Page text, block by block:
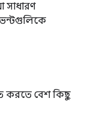
করতে বেশ কিছু